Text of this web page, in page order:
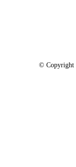
© Copyright